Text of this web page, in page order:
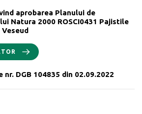
aprobarea Planului de
Natura 2000 ROSCI0431 Pajistile
DGB 104835 din 02.09.2022